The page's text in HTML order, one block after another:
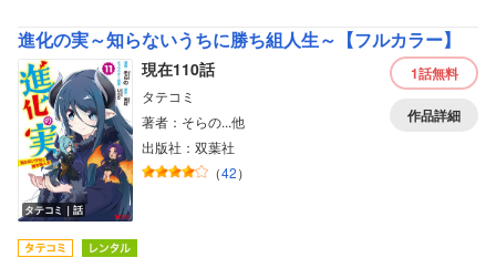
進化の実～知らないうちに勝ち組人生～【フルカラー】
タテコミ｜話
現在110話
タテコミ
著者：そらの...他
出版社：双葉社
（42）
1話無料
作品詳細